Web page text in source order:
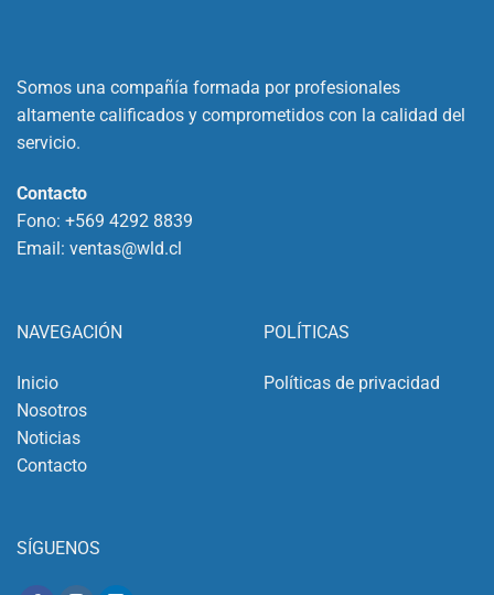
Somos una compañía formada por profesionales
altamente calificados y comprometidos con la calidad del
servicio.
Contacto
Fono: +569 4292 8839
Email: ventas@wld.cl
NAVEGACIÓN
Inicio
Nosotros
Noticias
Contacto
POLÍTICAS
Políticas de privacidad
SÍGUENOS